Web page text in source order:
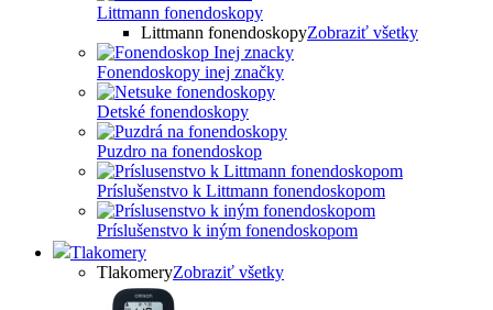
Littmann fonendoskopy
Littmann fonendoskopyZobraziť všetky
Fonendoskopy inej značky
Detské fonendoskopy
Puzdro na fonendoskop
Príslušenstvo k Littmann fonendoskopom
Príslušenstvo k iným fonendoskopom
Tlakomery
TlakomeryZobraziť všetky